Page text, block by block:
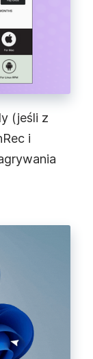
(jeśli z
i